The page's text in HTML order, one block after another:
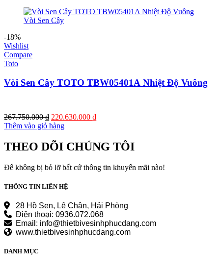
16.610.000 ₫.là:
-18%
Wishlist
Compare
Toto
Vòi Sen Cây TOTO TBW05401A Nhiệt Độ Vuông
267.750.000₫ Giá
gốc
267.750.000 ₫.
220.630.000 ₫Giá
là:
220.630.000 ₫.
Thêm vào giỏ hàng
THEO DÕI CHÚNG TÔI
Để không bị bỏ lỡ bất cứ thông tin khuyến mãi nào!
THÔNG TIN LIÊN HỆ
28 Hồ Sen, Lê Chân, Hải Phòng
Điện thoại: 0936.072.068
Email: info@thietbivesinhphucdang.com
www.thietbivesinhphucdang.com
DANH MỤC